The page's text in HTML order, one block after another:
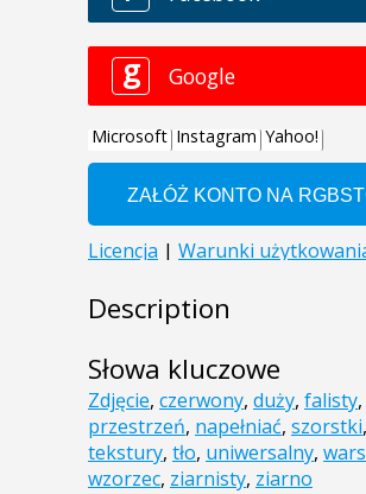
Description
Słowa kluczowe
Zdjęcie, czerwony, duży, falisty,
przestrzeń, napełniać, szorstki,
tekstury, tło, uniwersalny,
wzorzec, ziarnisty, ziarno